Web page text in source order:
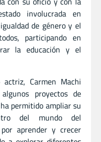
involucrada en
de género y el
participando en
la educación y el
Carmen Machi
proyectos de
permitido ampliar su
del mundo del
aprender y crecer